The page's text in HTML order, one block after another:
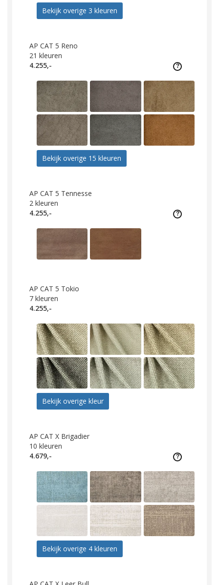
Bekijk overige 3 kleuren
AP CAT 5 Reno
21 kleuren
4.255,-
Bekijk overige 15 kleuren
AP CAT 5 Tennesse
2 kleuren
4.255,-
AP CAT 5 Tokio
7 kleuren
4.255,-
Bekijk overige kleur
AP CAT X Brigadier
10 kleuren
4.679,-
Bekijk overige 4 kleuren